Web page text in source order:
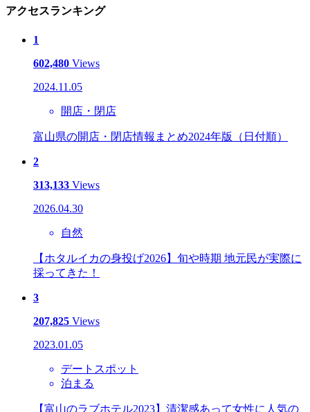
アクセスランキング
1
602,480 Views
2024.11.05
開店・閉店
富山県の開店・閉店情報まとめ2024年版（日付順）
2
313,133 Views
2026.04.30
自然
【ホタルイカの身投げ2026】旬や時期 地元民が実際に
採ってきた！
3
207,825 Views
2023.01.05
デートスポット
泊まる
【富山のラブホテル2023】清潔感あって女性に人気の